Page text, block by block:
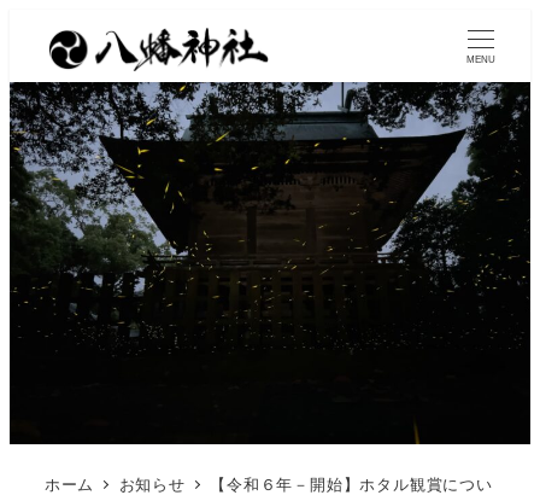
MENU
ホーム お知らせ
【令和６年－開始】ホタル観賞につい